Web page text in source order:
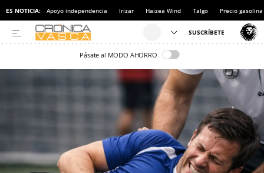
ES NOTICIA: Apoyo independencia Irizar Haizea Wind Talgo Precio gasolina
Pásate al MODO AHORRO